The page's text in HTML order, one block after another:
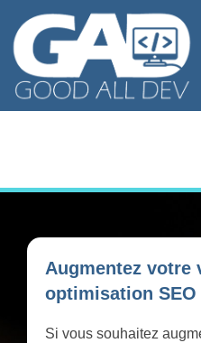
Augmentez votre
optimisation SEO
Si vous souhaitez